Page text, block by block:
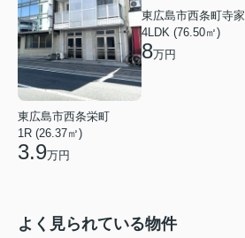
東広島市西条栄町
1R (26.37㎡)
3.9万円
東広島市西条町寺家
4LDK (76.50㎡)
8万円
よく見られている物件